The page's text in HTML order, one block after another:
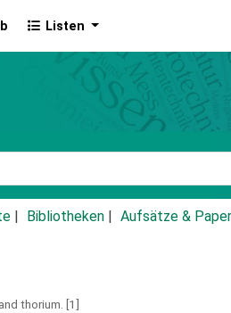
Listen
Bibliotheken Aufsätze &
thorium. [1]